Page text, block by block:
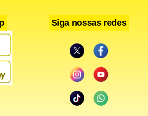
que perdeu mais de 21% de sua
e hoje caía mais de 4%.
a economia do Brasil, depende de
em produtos básicos e matérias-
crise e do medo de uma recessão
Siga nossas redes